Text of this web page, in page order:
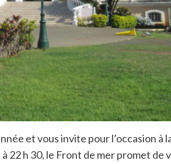
et vous invite pour l’occasion à
22 h 30, le Front de mer promet de